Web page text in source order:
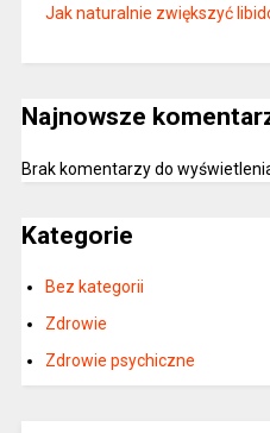
Jak naturalnie zwiększyć
Najnowsze
Brak komentarzy do
Kategorie
Bez kategorii
Zdrowie
Zdrowie psychiczne